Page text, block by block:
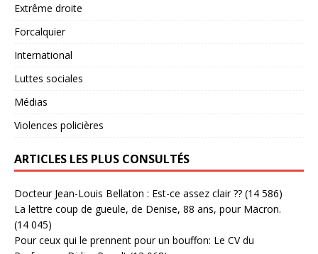
Extrême droite
Forcalquier
International
Luttes sociales
Médias
Violences policières
ARTICLES LES PLUS CONSULTÉS
Docteur Jean-Louis Bellaton : Est-ce assez clair ?? (14 586)
La lettre coup de gueule, de Denise, 88 ans, pour Macron.
(14 045)
Pour ceux qui le prennent pour un bouffon: Le CV du